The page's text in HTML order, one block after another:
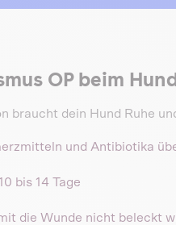
OP beim
braucht dein Hund Ruhe
und Antibiotika
bis 14 Tage
die Wunde nicht beleckt